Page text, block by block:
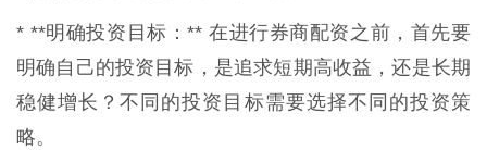
* **明确投资目标：** 在进行券商配资之前，首先要
明确自己的投资目标，是追求短期高收益，还是长期
稳健增长？不同的投资目标需要选择不同的投资策
略。